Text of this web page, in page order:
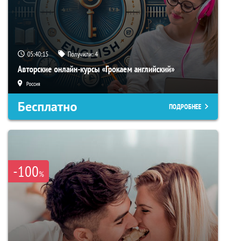
05:40:14 Получили:4
Авторские онлайн-курсы «Грокаем английский»
Россия
Бесплатно ПОДРОБНЕЕ
-100%